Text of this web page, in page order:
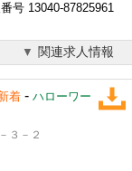
号 13040-87825961
関連求人情報
着 - ハローワー
３－２